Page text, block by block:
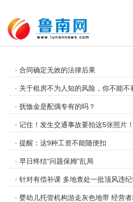
· 合同确定无效的法律后果
· 关于租房不为人知的风险，你不能不
· 抚恤金是配偶专有的吗？
· 记住！发生交通事故要拍这5张照片！
· 提醒：这9种工资不能随便扣
· 早日终结“问题保姆”乱局
· 针对有偿补课 多地查处一批顶风违
· 婴幼儿托管机构游走灰色地带 经营